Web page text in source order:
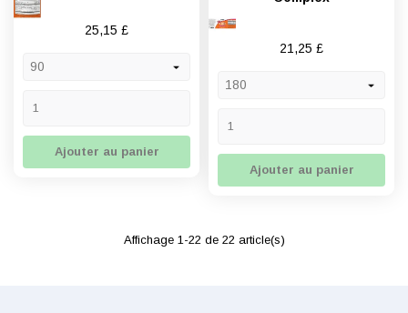
Prix
25,15 £
Ajouter au panier
Prix
21,25 £
Ajouter au panier
Affichage 1-22 de 22 article(s)